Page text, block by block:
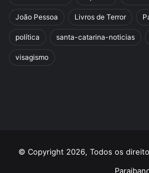
João Pessoa Livros de Terror
política santa-catarina-noticias
visagismo
© Copyright 2026, Todos os